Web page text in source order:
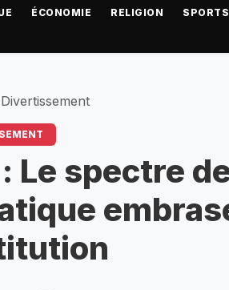
ÉCONOMIE RELIGION SPORTS
Le spectre